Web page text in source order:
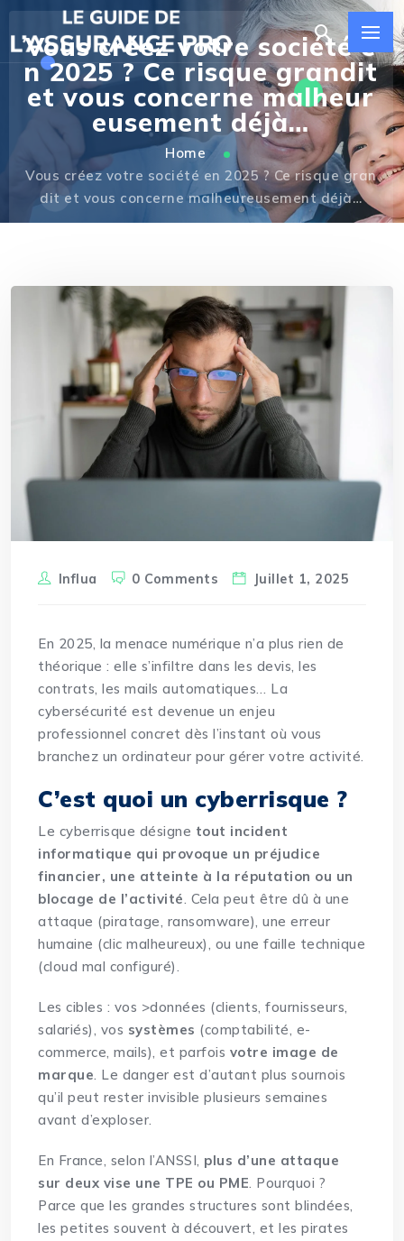
Vous créez votre société e
n 2025 ? Ce risque grandit
et vous concerne malheur
eusement déjà…
Home
Vous créez votre société en 2025 ? Ce risque gran
dit et vous concerne malheureusement déjà…
Influa 0 Comments Juillet 1, 2025
En 2025, la menace numérique n’a plus rien de
théorique : elle s’infiltre dans les devis, les
contrats, les mails automatiques… La
cybersécurité est devenue un enjeu
professionnel concret dès l’instant où vous
branchez un ordinateur pour gérer votre activité.
C’est quoi un cyberrisque ?
Le cyberrisque désigne tout incident
informatique qui provoque un préjudice
financier, une atteinte à la réputation ou un
blocage de l’activité. Cela peut être dû à une
attaque (piratage, ransomware), une erreur
humaine (clic malheureux), ou une faille technique
(cloud mal configuré).
Les cibles : vos >données (clients, fournisseurs,
salariés), vos systèmes (comptabilité, e-
commerce, mails), et parfois votre image de
marque. Le danger est d’autant plus sournois
qu’il peut rester invisible plusieurs semaines
avant d’exploser.
En France, selon l’ANSSI, plus d’une attaque
sur deux vise une TPE ou PME. Pourquoi ?
Parce que les grandes structures sont blindées,
les petites souvent à découvert, et les pirates